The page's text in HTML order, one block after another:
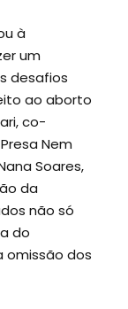
à
um
desafios
ao aborto
co-
Nem
Soares,
da
não só
do
omissão dos